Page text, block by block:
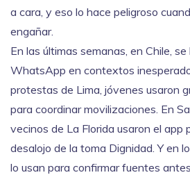
a cara, y eso lo hace peligroso
engañar.
En las últimas semanas, en Chile,
WhatsApp en contextos
protestas de Lima, jóvenes usaron
para coordinar movilizaciones. En
vecinos de La Florida usaron el app
desalojo de la toma Dignidad. Y en
lo usan para confirmar fuentes